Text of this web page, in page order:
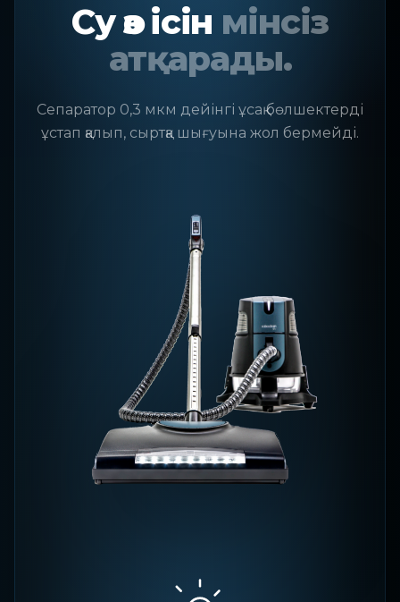
Су өз ісін мінсіз
атқарады.
Сепаратор 0,3 мкм дейінгі ұсақ бөлшектерді
ұстап қалып, сыртқа шығуына жол бермейді.